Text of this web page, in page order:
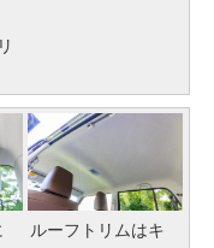
ルーフトリムはキ